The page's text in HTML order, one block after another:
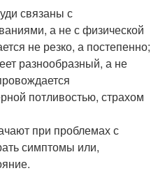
связаны с
а не с физической
не резко, а постепенно;
разнообразный, а не
потливостью, страхом
при проблемах с
симптомы или,